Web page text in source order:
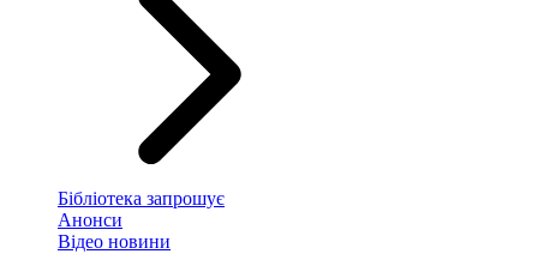
Бібліотека запрошує
Анонси
Відео новини